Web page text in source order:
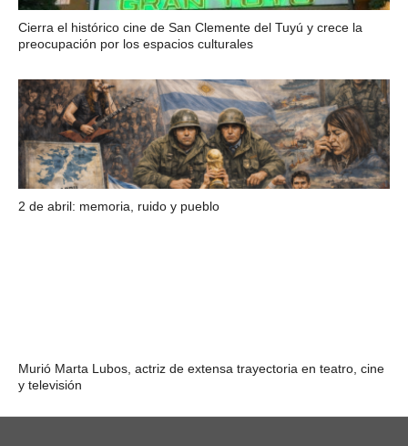
Cierra el histórico cine de San Clemente del Tuyú y crece la
preocupación por los espacios culturales
2 de abril: memoria, ruido y pueblo
Murió Marta Lubos, actriz de extensa trayectoria en teatro, cine
y televisión